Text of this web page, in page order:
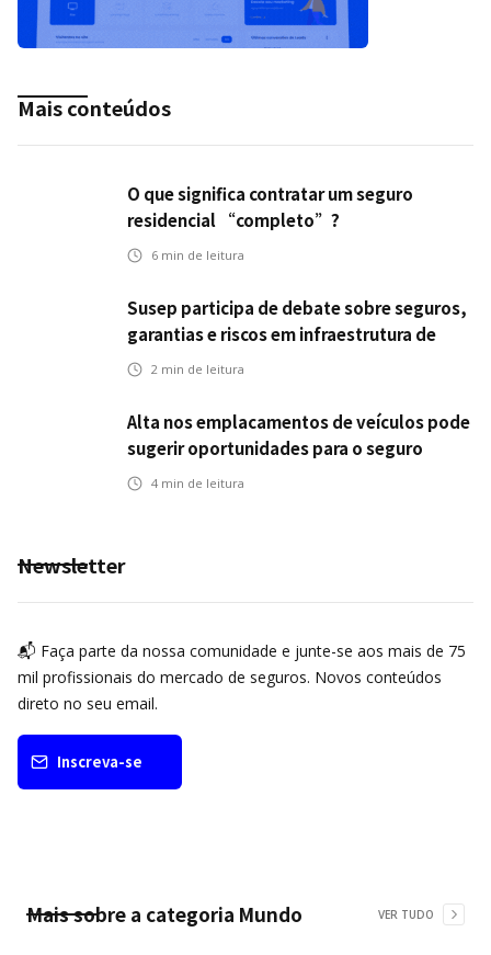
Mais conteúdos
O que significa contratar um seguro
residencial “completo”?
6 min de leitura
Susep participa de debate sobre seguros,
garantias e riscos em infraestrutura de
transportes
2 min de leitura
Alta nos emplacamentos de veículos pode
sugerir oportunidades para o seguro
automotivo
4 min de leitura
Newsletter
📬 Faça parte da nossa comunidade e junte-se aos mais de 75
mil profissionais do mercado de seguros. Novos conteúdos
direto no seu email.
Inscreva-se
Mais sobre a categoria Mundo VER TUDO